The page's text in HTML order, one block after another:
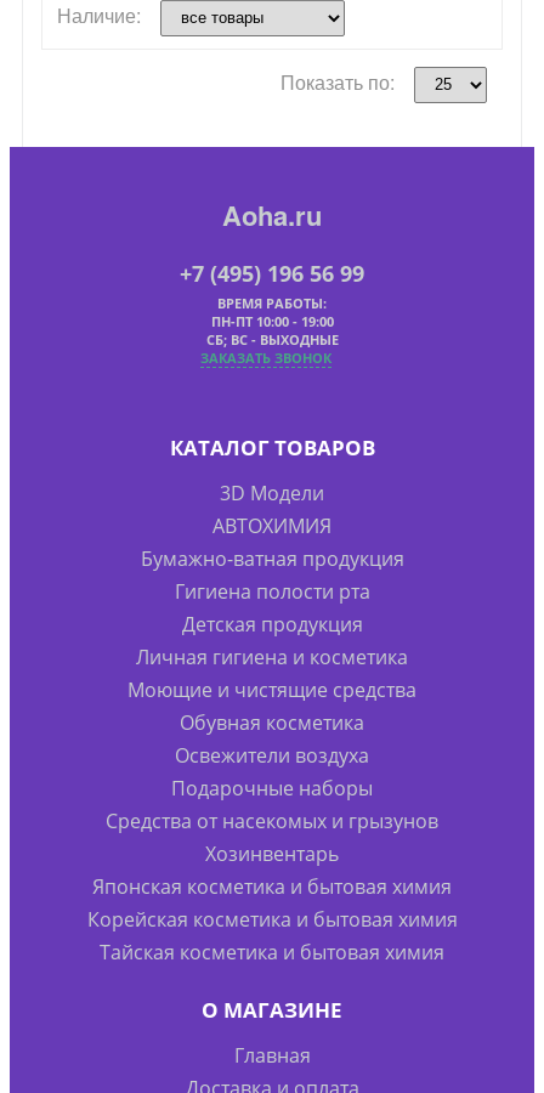
Наличие:
Показать по:
Aoha.ru
+7 (495) 196 56 99
ВРЕМЯ РАБОТЫ:
ПН-ПТ 10:00 - 19:00
СБ; ВС - ВЫХОДНЫЕ
ЗАКАЗАТЬ ЗВОНОК
КАТАЛОГ ТОВАРОВ
3D Модели
АВТОХИМИЯ
Бумажно-ватная продукция
Гигиена полости рта
Детская продукция
Личная гигиена и косметика
Моющие и чистящие средства
Обувная косметика
Освежители воздуха
Подарочные наборы
Средства от насекомых и грызунов
Хозинвентарь
Японская косметика и бытовая химия
Корейская косметика и бытовая химия
Тайская косметика и бытовая химия
О МАГАЗИНЕ
Главная